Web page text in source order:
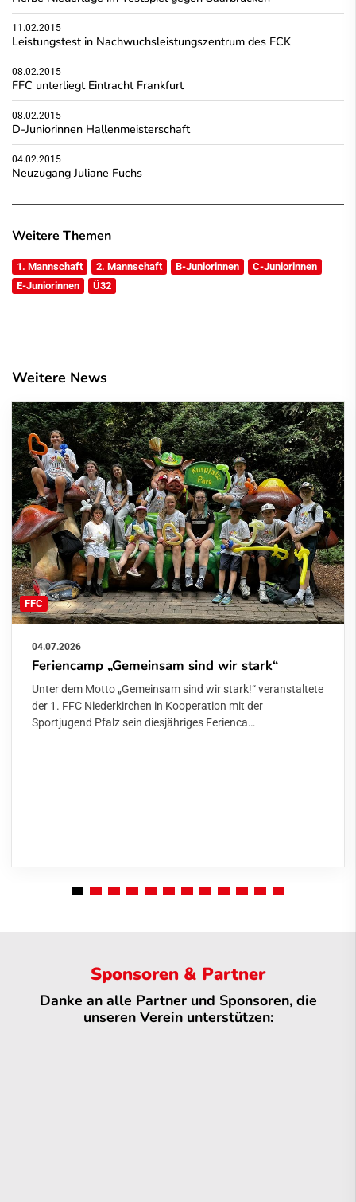
11.02.2015
Leistungstest in Nachwuchsleistungszentrum des FCK
08.02.2015
FFC unterliegt Eintracht Frankfurt
08.02.2015
D-Juniorinnen Hallenmeisterschaft
04.02.2015
Neuzugang Juliane Fuchs
Weitere Themen
1. Mannschaft 2. Mannschaft B-Juniorinnen
C-Juniorinnen
E-Juniorinnen
Ü32
Weitere News
FFC
04.07.2026
Feriencamp „Gemeinsam sind wir stark“
Unter dem Motto „Gemeinsam sind wir stark!“ veranstaltete
der 1. FFC Niederkirchen in Kooperation mit der
Sportjugend Pfalz sein diesjähriges Ferienca…
Sponsoren & Partner
Danke an alle Partner und Sponsoren, die
unseren Verein unterstützen: